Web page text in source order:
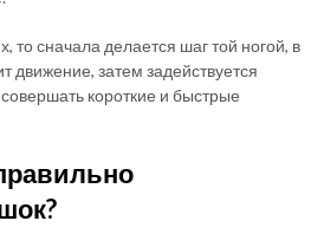
то сначала делается шаг той ногой, в
движение, затем задействуется
короткие и быстрые